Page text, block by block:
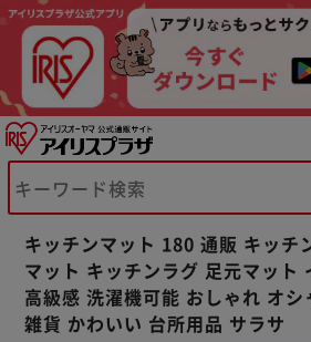
キッチンマット 180 通販 キッチ
マット キッチンラグ 足元マット
高級感 洗濯機可能 おしゃれ オシ
雑貨 かわいい 台所用品 サラサ
※ご確認ください
カートに入れる